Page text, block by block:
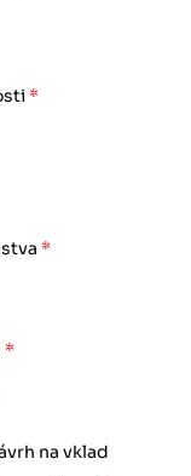
*
*
*
na vklad